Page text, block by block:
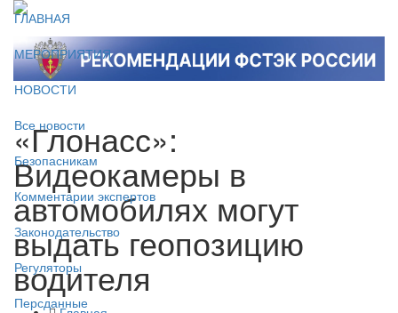
ГЛАВНАЯ
МЕРОПРИЯТИЯ
НОВОСТИ
Все новости
Безопасникам
Комментарии экспертов
Законодательство
Регуляторы
Персданные
«Глонасс»:
Видеокамеры в
автомобилях могут
выдать геопозицию
водителя